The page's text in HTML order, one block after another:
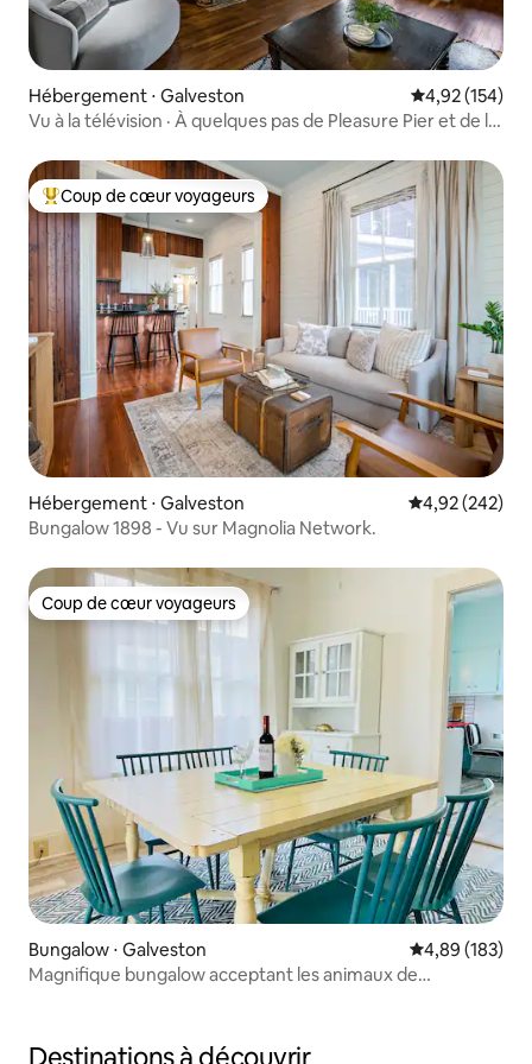
Hébergement ⋅ Galveston Évaluation
4,92 (154)
Vu à la télévision · À quelques pas de Pleasure Pier et de la
Coups de cœur voyageurs les plus appréciés
Coup de cœur voyageurs
Hébergement ⋅ Galveston Évaluation
4,92 (242)
Bungalow 1898 - Vu sur Magnolia Network.
Coup de cœur voyageurs
Coup de cœur voyageurs
Bungalow ⋅ Galveston Évaluation
4,89 (183)
Magnifique bungalow acceptant les animaux de